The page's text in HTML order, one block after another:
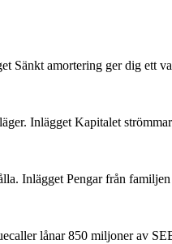
Sänkt amortering ger dig ett
Inlägget Kapitalet
Inlägget Pengar från
lånar 850 miljoner av